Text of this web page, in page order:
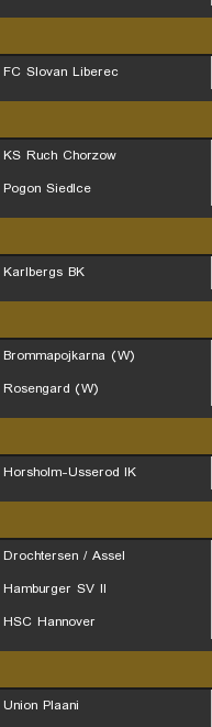
FC Slovan Liberec
KS Ruch Chorzow
Pogon Siedlce
Karlbergs BK
Brommapojkarna (W)
Rosengard (W)
Horsholm-Usserod IK
Drochtersen / Assel
Hamburger SV II
HSC Hannover
Union Plaani